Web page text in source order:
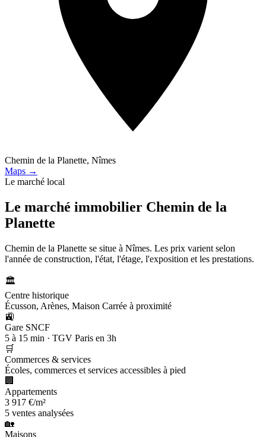
Chemin de la Planette, Nîmes
Maps →
Le marché local
Le marché immobilier Chemin de la
Planette
Chemin de la Planette se situe à Nîmes. Les prix varient selon
l'année de construction, l'état, l'étage, l'exposition et les prestations.
🏛️
Centre historique
Écusson, Arènes, Maison Carrée à proximité
🚉
Gare SNCF
5 à 15 min · TGV Paris en 3h
🛒
Commerces & services
Écoles, commerces et services accessibles à pied
🏢
Appartements
3 917 €/m²
5 ventes analysées
🏡
Maisons